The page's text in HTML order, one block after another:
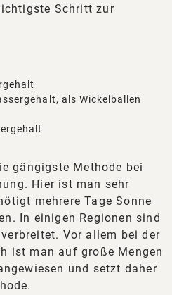
Schritt zur
als Wickelballen
gängigste Methode bei
Hier ist man sehr
mehrere Tage Sonne
In einigen Regionen sind
Vor allem bei der
ist man auf große Mengen
und setzt daher